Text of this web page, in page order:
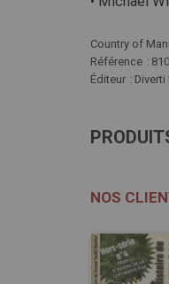
Plus
d'infos
Country of
Référence
Éditeur
NOS